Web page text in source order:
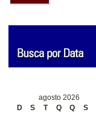
agosto 2026
D
S T Q Q S